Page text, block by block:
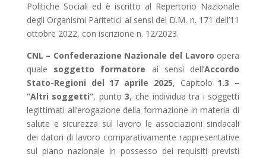
Politiche Sociali ed è iscritto al Repertorio Nazionale
degli Organismi Paritetici ai sensi del D.M. n. 171 dell’11
ottobre 2022, con iscrizione n. 12/2023.
CNL – Confederazione Nazionale del Lavoro opera
quale soggetto formatore ai sensi dell’Accordo
Stato-Regioni del 17 aprile 2025, Capitolo 1.3 –
“Altri soggetti”, punto3, che individua tra i soggetti
legittimati all’erogazione della formazione in materia di
salute e sicurezza sul lavoro le associazioni sindacali
dei datori di lavoro comparativamente rappresentative
sul piano nazionale in possesso dei requisiti previsti